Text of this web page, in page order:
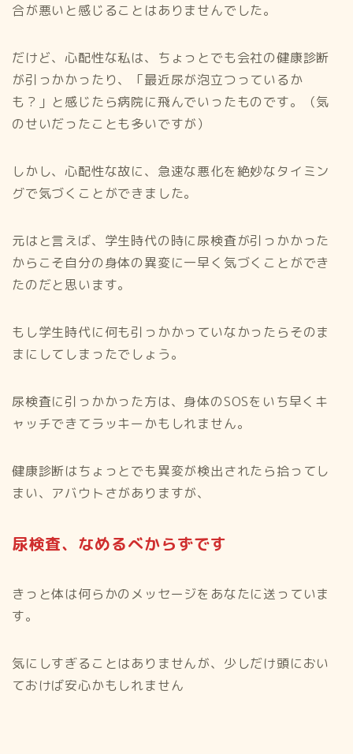
合が悪いと感じることはありませんでした。
だけど、心配性な私は、ちょっとでも会社の健康診断
が引っかかったり、「最近尿が泡立つっているか
も？」と感じたら病院に飛んでいったものです。（気
のせいだったことも多いですが）
しかし、心配性な故に、急速な悪化を絶妙なタイミン
グで気づくことができました。
元はと言えば、学生時代の時に尿検査が引っかかった
からこそ自分の身体の異変に一早く気づくことができ
たのだと思います。
もし学生時代に何も引っかかっていなかったらそのま
まにしてしまったでしょう。
尿検査に引っかかった方は、身体のSOSをいち早くキ
ャッチできてラッキーかもしれません。
健康診断はちょっとでも異変が検出されたら拾ってし
まい、アバウトさがありますが、
尿検査、なめるべからずです
きっと体は何らかのメッセージをあなたに送っていま
す。
気にしすぎることはありませんが、少しだけ頭におい
ておけば安心かもしれません